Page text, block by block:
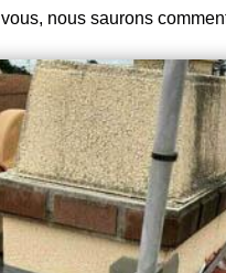
vous, nous saurons